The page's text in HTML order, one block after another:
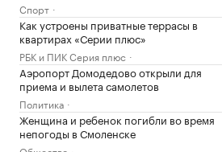
Спорт
Как устроены приватные террасы в
квартирах «Серии плюс»
РБК и ПИК Серия плюс
Аэропорт Домодедово открыли для
приема и вылета самолетов
Политика
Женщина и ребенок погибли во время
непогоды в Смоленске